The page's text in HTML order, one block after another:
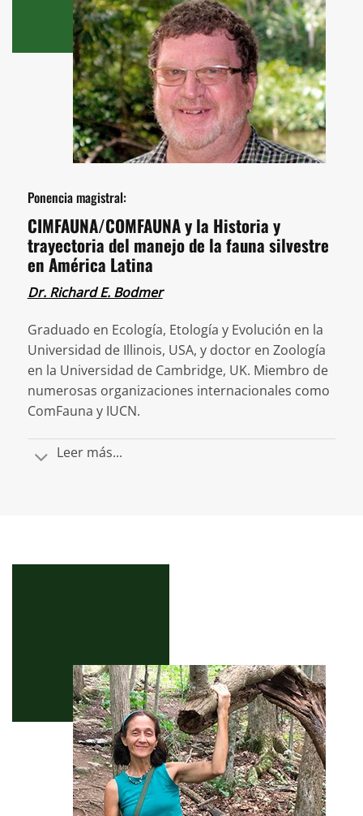
Ponencia magistral:
CIMFAUNA/COMFAUNA y la Historia y
trayectoria del manejo de la fauna silvestre
en América Latina
Dr. Richard E. Bodmer
Graduado en Ecología, Etología y Evolución en la
Universidad de Illinois, USA, y doctor en Zoología
en la Universidad de Cambridge, UK. Miembro de
numerosas organizaciones internacionales como
ComFauna y IUCN.
Leer más...